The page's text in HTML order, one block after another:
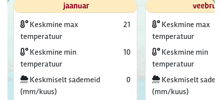
jaanuar
Keskmine max
temperatuur
21
Keskmine min
temperatuur
10
Keskmiselt sademeid
(mm/kuus)
0
Keskmine max
temperatuur
Keskmine min
temperatuur
Keskmiselt
(mm/kuus)